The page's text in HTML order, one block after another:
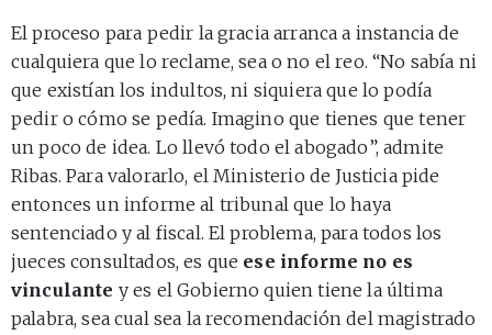
El proceso para pedir la gracia arranca a instancia de
cualquiera que lo reclame, sea o no el reo. “No sabía ni
que existían los indultos, ni siquiera que lo podía
pedir o cómo se pedía. Imagino que tienes que tener
un poco de idea. Lo llevó todo el abogado”, admite
Ribas. Para valorarlo, el Ministerio de Justicia pide
entonces un informe al tribunal que lo haya
sentenciado y al fiscal. El problema, para todos los
jueces consultados, es que ese informe no es
vinculante y es el Gobierno quien tiene la última
palabra, sea cual sea la recomendación del magistrado